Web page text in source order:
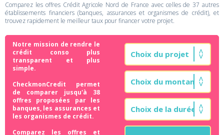
Comparez les offres Crédit Agricole Nord de France avec celles de 37 autres
établissements financiers (banques, assurances et organismes de crédit), et
trouvez rapidement le meilleur taux pour financer votre projet.
Notre mission de rendre le
crédit conso plus
transparent et plus
simple.
CheckmonCredit permet
de comparer jusqu'à 38
offres proposées par les
banques, les assurances et
les organismes de crédit.
Comparez les offres et